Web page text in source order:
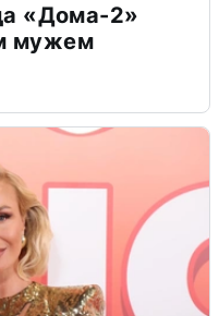
«Дома-2»
мужем